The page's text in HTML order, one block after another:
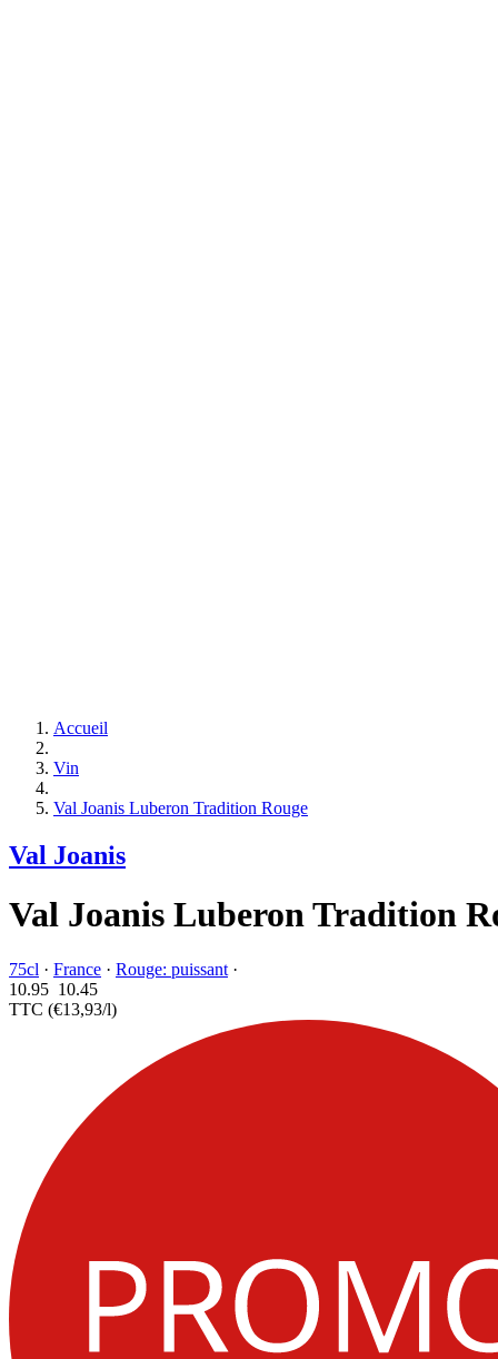
Accueil
Vin
Val Joanis Luberon Tradition Rouge
Val Joanis
Val Joanis Luberon Tradition
75cl · France · Rouge: puissant ·
10.95 10.45
TTC (€13,93/l)